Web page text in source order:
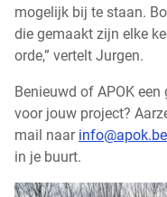
mogelijk bij te staan.
die gemaakt zijn elke
orde,” vertelt Jurgen.
Benieuwd of APOK
voor jouw project?
mail naar info@apok.be
in je buurt.